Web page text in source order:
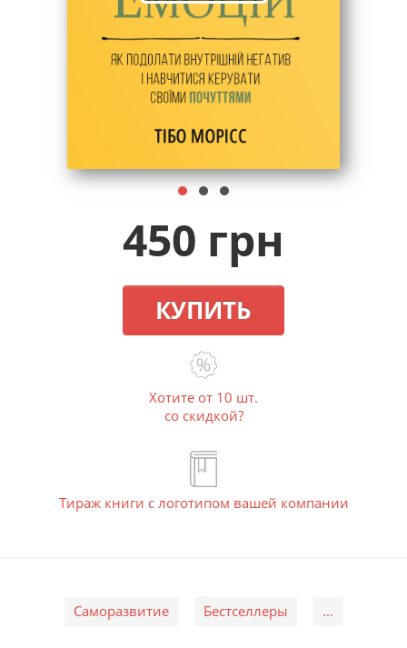
450 грн
КУПИТЬ
Хотите от 10 шт.
со скидкой?
Тираж книги с логотипом вашей компании
Саморазвитие Бестселлеры ...